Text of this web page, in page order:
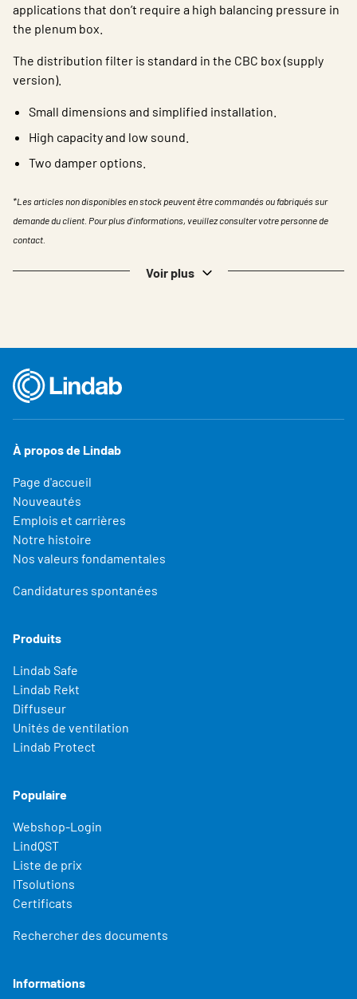
applications that don’t require a high balancing pressure in
the plenum box.
The distribution filter is standard in the CBC box (supply
version).
Small dimensions and simplified installation.
High capacity and low sound.
Two damper options.
*Les articles non disponibles en stock peuvent être commandés ou fabriqués sur
demande du client. Pour plus d'informations, veuillez consulter votre personne de
contact.
Voir plus
À propos de Lindab
Page d'accueil
Nouveautés
Emplois et carrières
Notre histoire
Nos valeurs fondamentales
Candidatures spontanées
Produits
Lindab Safe
Lindab Rekt
Diffuseur
Unités de ventilation
Lindab Protect
Populaire
Webshop-Login
LindQST
Liste de prix
ITsolutions
Certificats
Rechercher des documents
Informations